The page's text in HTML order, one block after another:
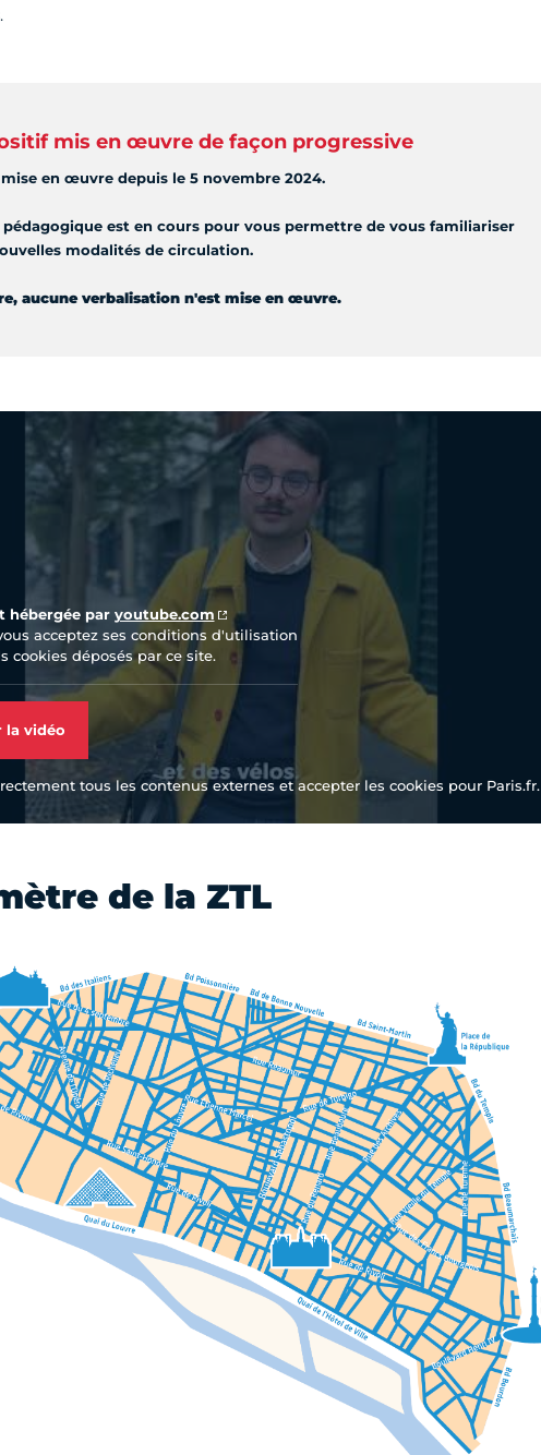
mis en œuvre de façon progressive
mise en œuvre depuis le 5 novembre 2024.
pédagogique est en cours pour vous permettre de vous familiariser
modalités de circulation.
aucune verbalisation n'est mise en œuvre.
hébergée par youtube.com
acceptez ses conditions d'utilisation
cookies déposés par ce site.
la vidéo
tous les contenus externes et accepter les cookies pour Paris.fr.
de la ZTL